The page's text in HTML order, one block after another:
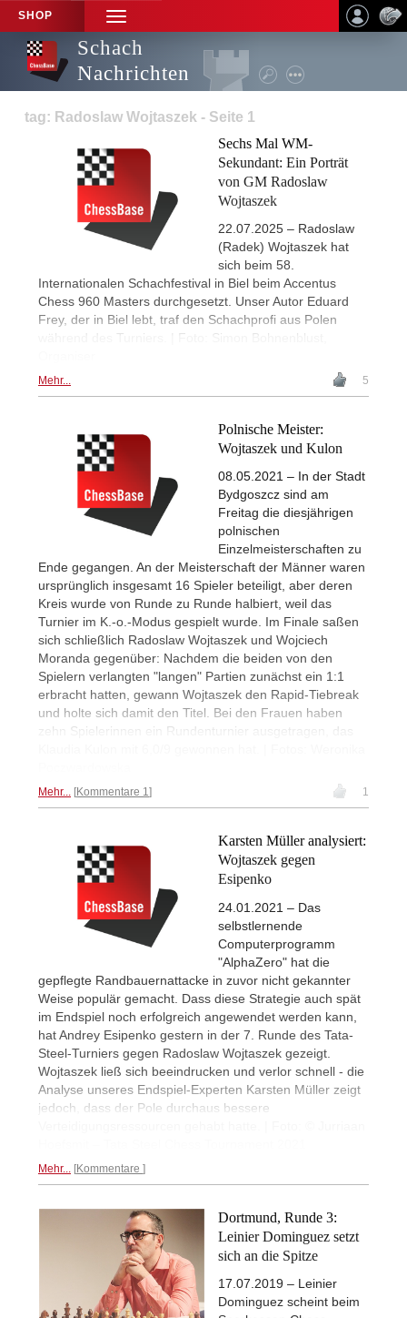
SHOP
TOGGLE
NAVIGATION
Schach
Nachrichten
tag: Radoslaw Wojtaszek - Seite 1
Sechs Mal WM-
Sekundant: Ein Porträt
von GM Radoslaw
Wojtaszek
22.07.2025 – Radoslaw
(Radek) Wojtaszek hat
sich beim 58.
Internationalen Schachfestival in Biel beim Accentus
Chess 960 Masters durchgesetzt. Unser Autor Eduard
Frey, der in Biel lebt, traf den Schachprofi aus Polen
während des Turniers. | Foto: Simon Bohnenblust,
Mehr... 5
Polnische Meister:
Wojtaszek und Kulon
08.05.2021 – In der Stadt
Bydgoszcz sind am
Freitag die diesjährigen
polnischen
Einzelmeisterschaften zu
Ende gegangen. An der Meisterschaft der Männer waren
ursprünglich insgesamt 16 Spieler beteiligt, aber deren
Kreis wurde von Runde zu Runde halbiert, weil das
Turnier im K.-o.-Modus gespielt wurde. Im Finale saßen
sich schließlich Radoslaw Wojtaszek und Wojciech
Moranda gegenüber: Nachdem die beiden von den
Spielern verlangten "langen" Partien zunächst ein 1:1
erbracht hatten, gewann Wojtaszek den Rapid-Tiebreak
und holte sich damit den Titel. Bei den Frauen haben
zehn Spielerinnen ein Rundenturnier ausgetragen, das
Mehr... Kommentare 1 1
Karsten Müller analysiert:
Wojtaszek gegen
Esipenko
24.01.2021 – Das
selbstlernende
Computerprogramm
"AlphaZero" hat die
gepflegte Randbauernattacke in zuvor nicht gekannter
Weise populär gemacht. Dass diese Strategie auch spät
im Endspiel noch erfolgreich angewendet werden kann,
hat Andrey Esipenko gestern in der 7. Runde des Tata-
Steel-Turniers gegen Radoslaw Wojtaszek gezeigt.
Wojtaszek ließ sich beeindrucken und verlor schnell - die
Analyse unseres Endspiel-Experten Karsten Müller zeigt
jedoch, dass der Pole durchaus bessere
Mehr... Kommentare
Dortmund, Runde 3:
Leinier Dominguez setzt
sich an die Spitze
17.07.2019 – Leinier
Dominguez scheint beim